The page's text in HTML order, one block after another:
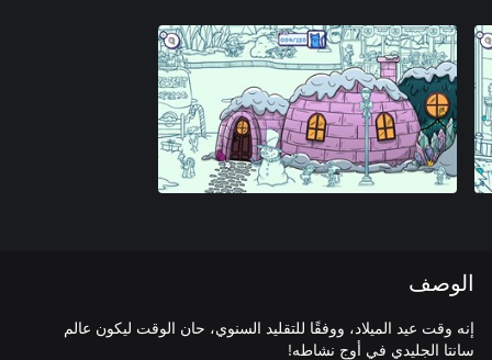
الوصف
إنه وقت عيد الميلاد، ووفقًا للتقليد السنوي، حان الوقت ليكون عالم